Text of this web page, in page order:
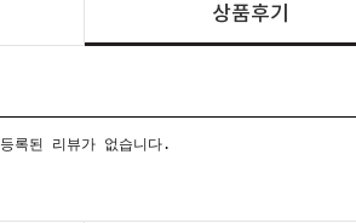
상품후기
등록된 리뷰가 없습니다.